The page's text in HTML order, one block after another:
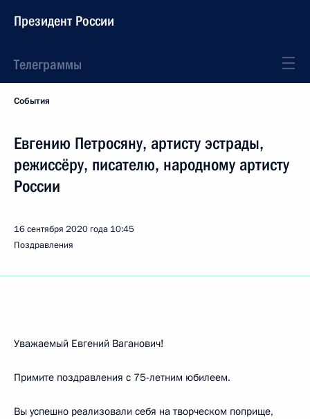
Президент России
Телеграммы
События
Евгению Петросяну, артисту эстрады,
режиссёру, писателю, народному артисту
России
16 сентября 2020 года 10:45
Поздравления
Уважаемый Евгений Ваганович!
Примите поздравления с 75-летним юбилеем.
Вы успешно реализовали себя на творческом поприще,